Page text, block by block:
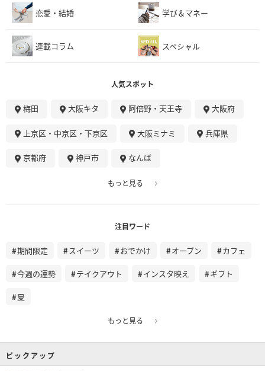
恋愛・結婚 学び＆マネー
連載コラム スペシャル
人気スポット
梅田 大阪キタ 阿倍野・天王寺 大阪府
上京区・中京区・下京区 大阪ミナミ 兵庫県
京都府 神戸市 なんば
もっと見る
注目ワード
期間限定 スイーツ おでかけ オープン カフェ
今週の運勢 テイクアウト インスタ映え ギフト
夏
もっと見る
ピックアップ